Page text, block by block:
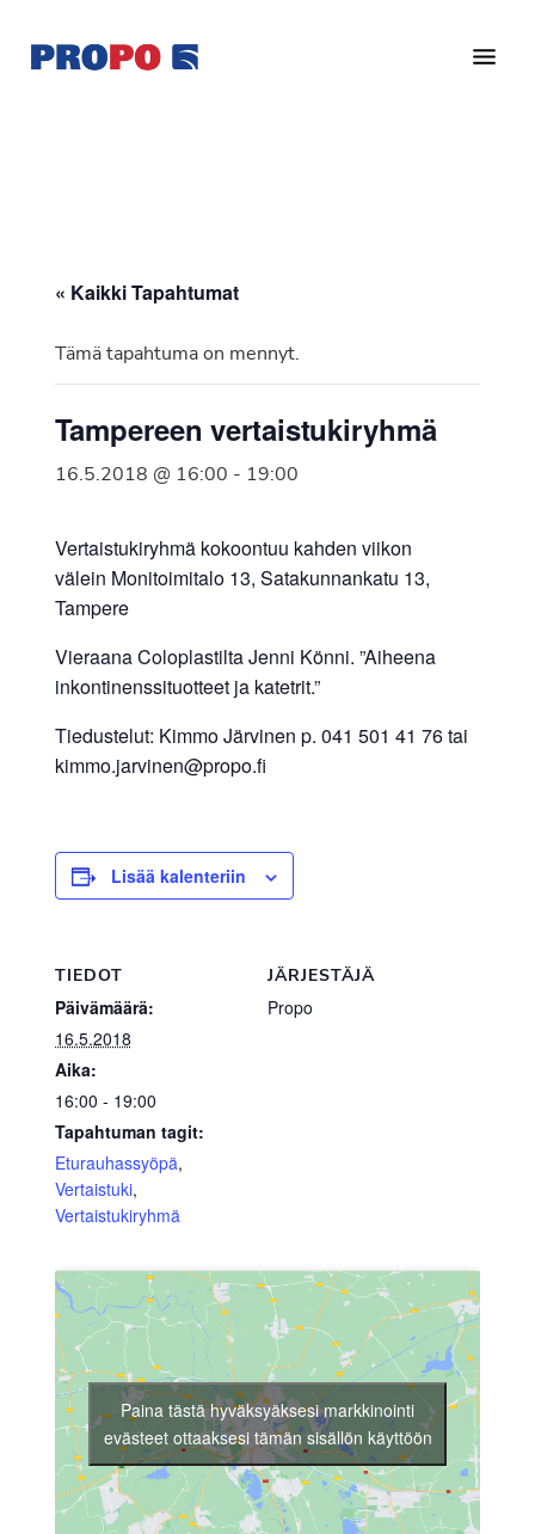
pääsisältöön
alatunnisteeseen
Ry
vuonna
Suomen
« Kaikki Tapahtumat
Tämä tapahtuma on mennyt.
Tampereen vertaistukiryhmä
16.5.2018 @ 16:00 - 19:00
Vertaistukiryhmä kokoontuu kahden viikon
välein Monitoimitalo 13, Satakunnankatu 13,
Tampere
Vieraana Coloplastilta Jenni Könni. ”Aiheena
inkontinenssituotteet ja katetrit.”
Tiedustelut: Kimmo Järvinen p. 041 501 41 76 tai
kimmo.jarvinen@propo.fi
Lisää kalenteriin
TIEDOT
Päivämäärä:
16.5.2018
Aika:
16:00 - 19:00
Tapahtuman tagit:
Eturauhassyöpä,
Vertaistuki,
Vertaistukiryhmä
JÄRJESTÄJÄ
Propo
Paina tästä hyväksyäksesi markkinointi
evästeet ottaaksesi tämän sisällön käyttöön